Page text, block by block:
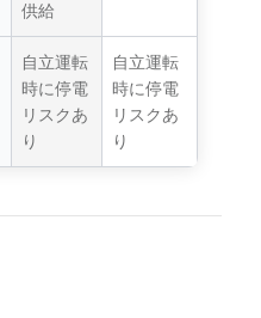
供給
自立運転
時に停電
リスクあ
り
自立運転
時に停電
リスクあ
り